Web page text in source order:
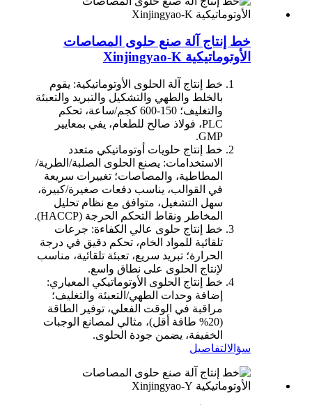
خط إنتاج آلة صنع حلوى المصاصات
الأوتوماتيكية Xinjingyao-K
خط إنتاج آلة الحلوى الأوتوماتيكية: يقوم
بالخلط والطهي والتشكيل والتبريد والتعبئة
والتغليف؛ 150-600 كجم/ساعة، تحكم
PLC، فولاذ صالح للطعام، يفي بمعايير
GMP.
خط إنتاج حلويات أوتوماتيكي متعدد
الاستخدامات: يصنع الحلوى الصلبة/الطرية/
المطاطية، والمصاصات؛ تغييرات سريعة
في القوالب، يناسب دفعات صغيرة/كبيرة،
سهل التشغيل، متوافق مع نظام تحليل
المخاطر ونقاط التحكم الحرجة (HACCP).
خط إنتاج حلوى عالي الكفاءة: جرعات
تلقائية للمواد الخام، تحكم دقيق في درجة
الحرارة؛ تبريد سريع، تعبئة تلقائية، مناسب
لإنتاج الحلوى على نطاق واسع.
خط إنتاج الحلوى الأوتوماتيكي المعياري:
إضافة وحدات الطهي/التعبئة والتغليف؛
مراقبة في الوقت الفعلي، توفير الطاقة
(20% طاقة أقل)، مثالي لمصانع الوجبات
الخفيفة، يضمن جودة الحلوى.
سؤالالتفاصيل